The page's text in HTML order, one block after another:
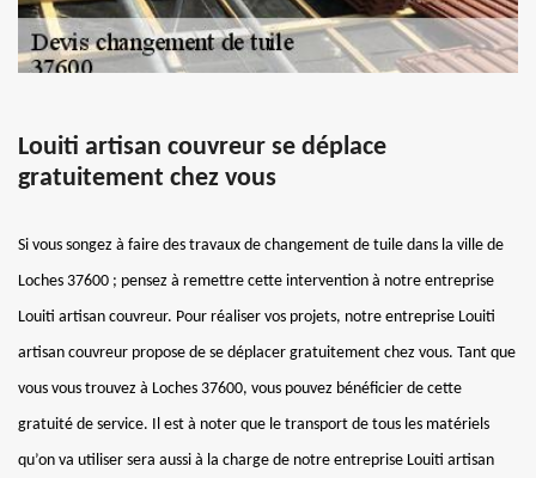
Louiti artisan couvreur se déplace
gratuitement chez vous
Si vous songez à faire des travaux de changement de tuile dans la ville de
Loches 37600 ; pensez à remettre cette intervention à notre entreprise
Louiti artisan couvreur. Pour réaliser vos projets, notre entreprise Louiti
artisan couvreur propose de se déplacer gratuitement chez vous. Tant que
vous vous trouvez à Loches 37600, vous pouvez bénéficier de cette
gratuité de service. Il est à noter que le transport de tous les matériels
qu’on va utiliser sera aussi à la charge de notre entreprise Louiti artisan